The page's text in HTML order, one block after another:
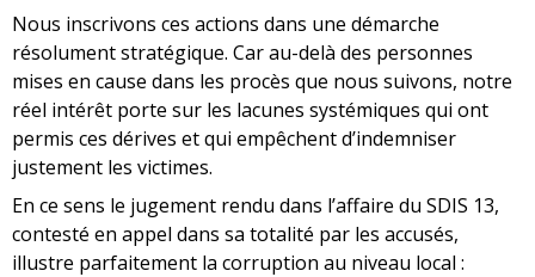
Nous inscrivons ces actions dans une démarche
résolument stratégique. Car au-delà des personnes
mises en cause dans les procès que nous suivons, notre
réel intérêt porte sur les lacunes systémiques qui ont
permis ces dérives et qui empêchent d’indemniser
justement les victimes.
En ce sens le jugement rendu dans l’affaire du SDIS 13,
contesté en appel dans sa totalité par les accusés,
illustre parfaitement la corruption au niveau local :